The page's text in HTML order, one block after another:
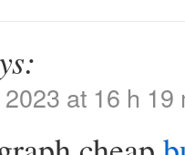
at 16 h 19